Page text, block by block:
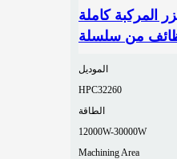
المركبة كاملة
الموديل
HPC32260
الطاقة
12000W-30000W
Machining Area